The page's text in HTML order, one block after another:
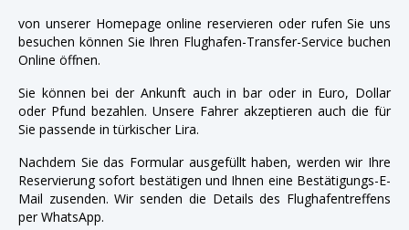
von unserer Homepage online reservieren oder rufen Sie uns
besuchen können Sie Ihren Flughafen-Transfer-Service buchen
Online öffnen.
Sie können bei der Ankunft auch in bar oder in Euro, Dollar
oder Pfund bezahlen. Unsere Fahrer akzeptieren auch die für
Sie passende in türkischer Lira.
Nachdem Sie das Formular ausgefüllt haben, werden wir Ihre
Reservierung sofort bestätigen und Ihnen eine Bestätigungs-E-
Mail zusenden. Wir senden die Details des Flughafentreffens
per WhatsApp.